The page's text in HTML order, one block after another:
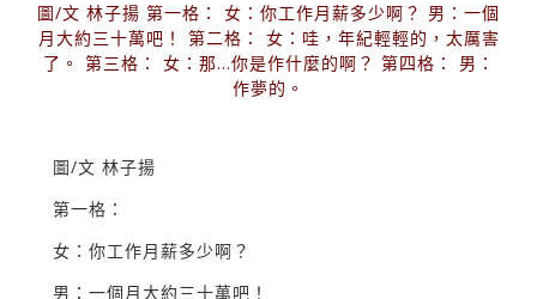
圖/文 林子揚 第一格： 女：你工作月薪多少啊？ 男：一個
月大約三十萬吧！ 第二格： 女：哇，年紀輕輕的，太厲害
了。 第三格： 女：那...你是作什麼的啊？ 第四格： 男：
作夢的。
圖/文 林子揚
第一格：
女：你工作月薪多少啊？
男：一個月大約三十萬吧！